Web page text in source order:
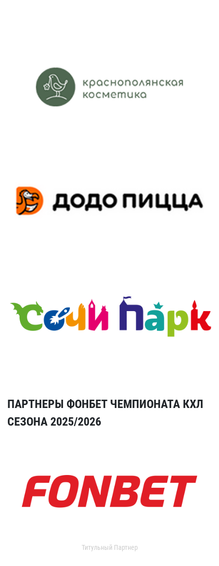
ПАРТНЕРЫ ФОНБЕТ ЧЕМПИОНАТА КХЛ
СЕЗОНА 2025/2026
Титульный Партнер